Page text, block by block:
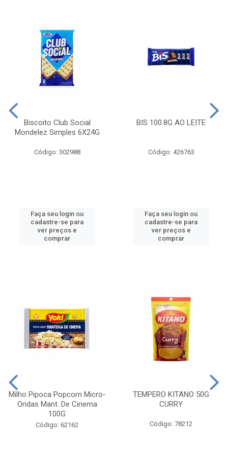
Biscoito Club Social
Mondelez Simples 6X24G
Código: 302988
Faça seu login ou
cadastre-se para
ver preços e
comprar
BIS 100.8G AO LEITE
Código: 426763
Faça seu login ou
cadastre-se para
ver preços e
comprar
Milho Pipoca Popcorn Micro-
Ondas Mant. De Cinema
100G
Código: 62162
TEMPERO KITANO 50G
CURRY
Código: 78212